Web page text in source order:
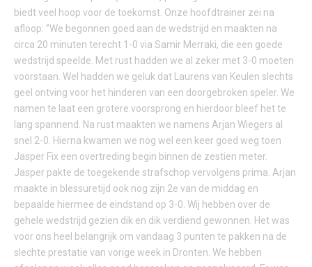
biedt veel hoop voor de toekomst. Onze hoofdtrainer zei na
afloop: ‘’We begonnen goed aan de wedstrijd en maakten na
circa 20 minuten terecht 1-0 via Samir Merraki, die een goede
wedstrijd speelde. Met rust hadden we al zeker met 3-0 moeten
voorstaan. Wel hadden we geluk dat Laurens van Keulen slechts
geel ontving voor het hinderen van een doorgebroken speler. We
namen te laat een grotere voorsprong en hierdoor bleef het te
lang spannend. Na rust maakten we namens Arjan Wiegers al
snel 2-0. Hierna kwamen we nog wel een keer goed weg toen
Jasper Fix een overtreding begin binnen de zestien meter.
Jasper pakte de toegekende strafschop vervolgens prima. Arjan
maakte in blessuretijd ook nog zijn 2e van de middag en
bepaalde hiermee de eindstand op 3-0. Wij hebben over de
gehele wedstrijd gezien dik en dik verdiend gewonnen. Het was
voor ons heel belangrijk om vandaag 3 punten te pakken na de
slechte prestatie van vorige week in Dronten. We hebben